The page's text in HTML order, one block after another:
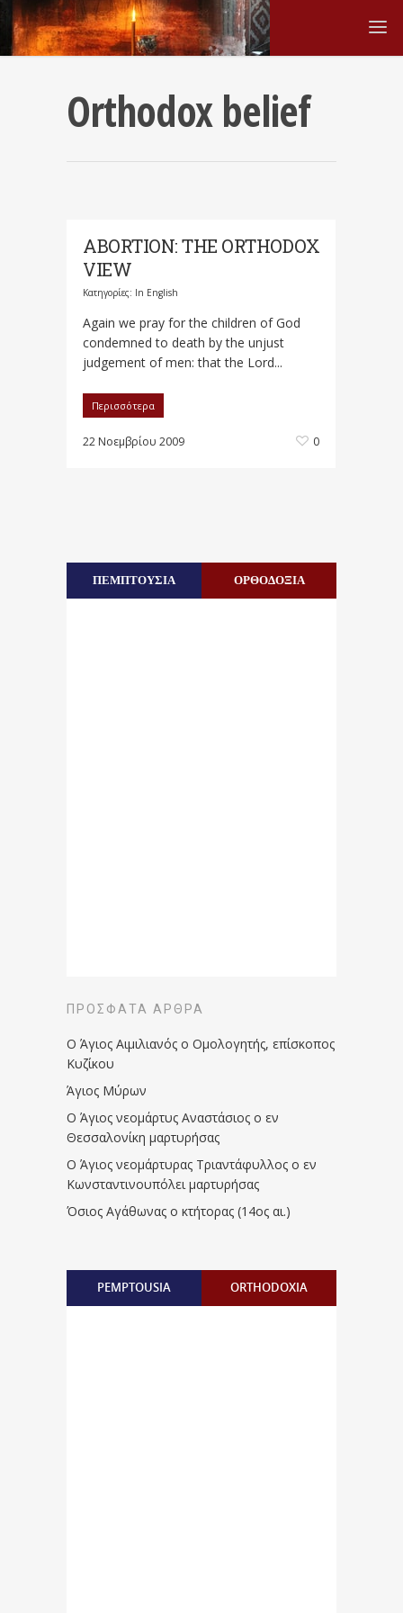
Orthodox belief
ABORTION: THE ORTHODOX
VIEW
Κατηγορίες: In English
Again we pray for the children of God
condemned to death by the unjust
judgement of men: that the Lord...
Περισσότερα
22 Νοεμβρίου 2009 0
ΠΕΜΠΤΟΥΣΙΑ ΟΡΘΟΔΟΞΙΑ
ΠΡΌΣΦΑΤΑ ΆΡΘΡΑ
Ο Άγιος Αιμιλιανός ο Ομολογητής, επίσκοπος
Κυζίκου
Άγιος Μύρων
Ο Άγιος νεομάρτυς Αναστάσιος ο εν
Θεσσαλονίκη μαρτυρήσας
Ο Άγιος νεομάρτυρας Τριαντάφυλλος ο εν
Κωνσταντινουπόλει μαρτυρήσας
Όσιος Αγάθωνας ο κτήτορας (14ος αι.)
PEMPTOUSIA ORTHODOXIA